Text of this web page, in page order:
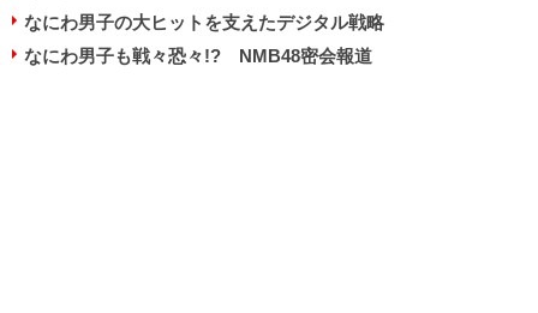
なにわ男子の大ヒットを支えたデジタル戦略
なにわ男子も戦々恐々!? NMB48密会報道